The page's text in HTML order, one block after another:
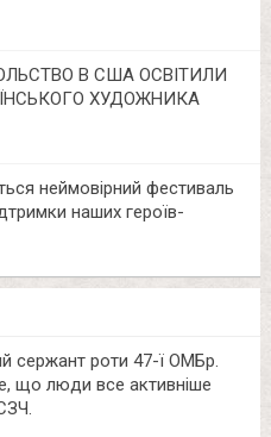
В США ОСВІТИЛИ
ХУДОЖНИКА
неймовірний фестиваль
наших героїв-
сержант роти 47-ї ОМБр.
що люди все активніше